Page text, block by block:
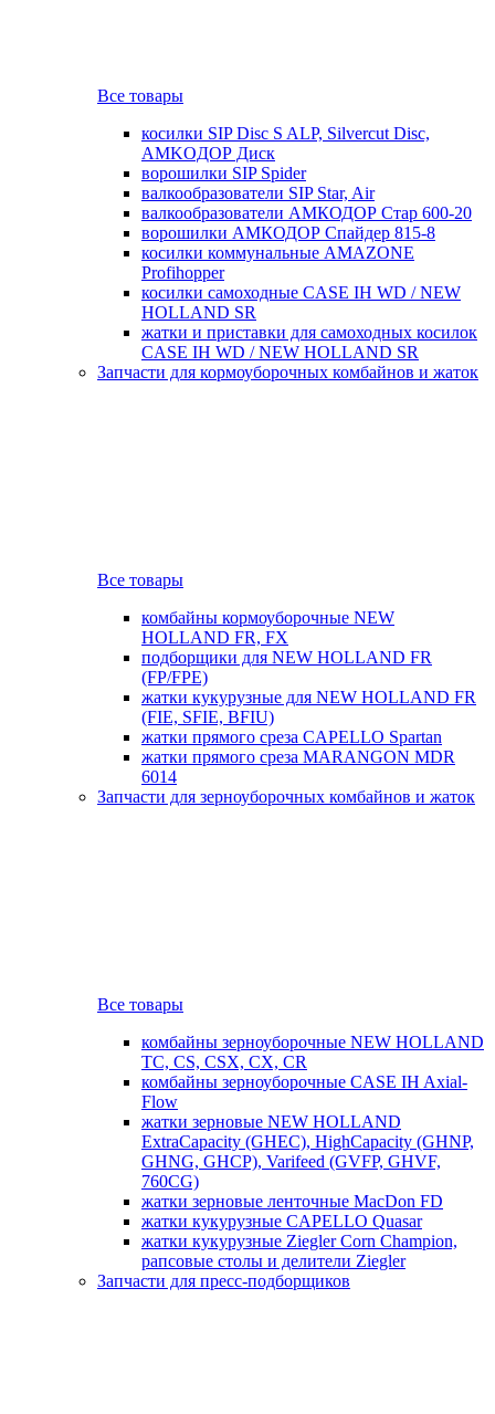
Все товары
косилки SIP Disc S ALP, Silvercut Disc,
AMKOДОР Диск
ворошилки SIP Spider
валкообразователи SIP Star, Air
валкообразователи АМКОДОР Стар 600-20
ворошилки АМКОДОР Спайдер 815-8
косилки коммунальные AMAZONE
Profihopper
косилки самоходные CASE IH WD / NEW
HOLLAND SR
жатки и приставки для самоходных косилок
CASE IH WD / NEW HOLLAND SR
Запчасти для кормоуборочных комбайнов и жаток
Все товары
комбайны кормоуборочные NEW
HOLLAND FR, FX
подборщики для NEW HOLLAND FR
(FP/FPE)
жатки кукурузные для NEW HOLLAND FR
(FIE, SFIE, BFIU)
жатки прямого среза CAPELLO Spartan
жатки прямого среза MARANGON MDR
6014
Запчасти для зерноуборочных комбайнов и жаток
Все товары
комбайны зерноуборочные NEW HOLLAND
TC, CS, CSX, CX, CR
комбайны зерноуборочные CASE IH Axial-
Flow
жатки зерновые NEW HOLLAND
ExtraCapacity (GHEC), HighCapacity (GHNP,
GHNG, GHCP), Varifeed (GVFP, GHVF,
760CG)
жатки зерновые ленточные MacDon FD
жатки кукурузные CAPELLO Quasar
жатки кукурузные Ziegler Corn Champion,
рапсовые столы и делители Ziegler
Запчасти для пресс-подборщиков